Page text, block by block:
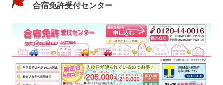
合宿免許受付センター